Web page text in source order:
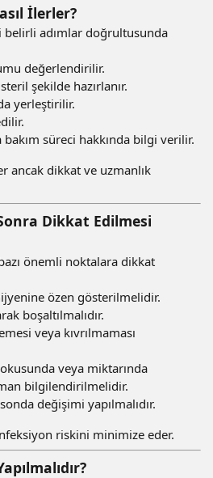
İlerler?
belirli adımlar doğrultusunda
değerlendirilir.
şekilde hazırlanır.
yerleştirilir.
bakım süreci hakkında bilgi verilir.
ancak dikkat ve uzmanlık
Dikkat Edilmesi
önemli noktalara dikkat
özen gösterilmelidir.
boşaltılmalıdır.
veya kıvrılmaması
veya miktarında
bilgilendirilmelidir.
değişimi yapılmalıdır.
riskini minimize eder.